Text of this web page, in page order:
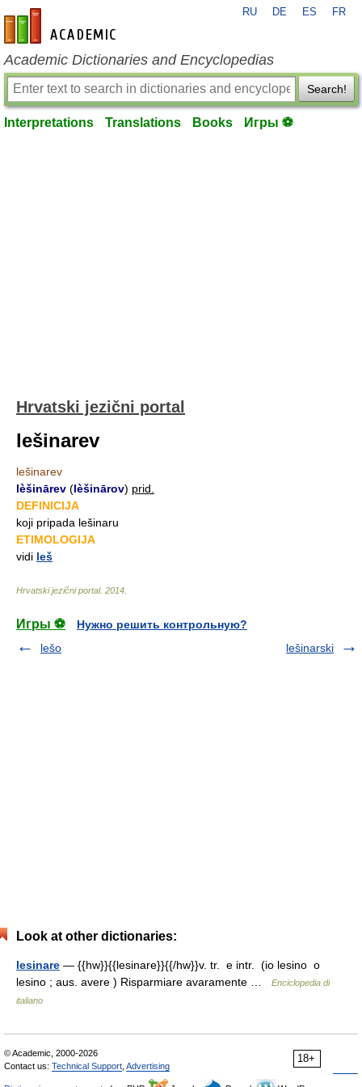
en-academic.com
RU DE ES FR
Academic Dictionaries and Encyclopedias
Search!
Interpretations Translations Books Игры ⚽
Hrvatski jezični portal
lešinarev
lešinarev
lèšinārev (lèšinārov) prid.
DEFINICIJA
koji pripada lešinaru
ETIMOLOGIJA
vidi leš
Hrvatski jezični portal. 2014
Игры ⚽
Нужно решить контрольную?
lešo
lešinarski
Look at other dictionaries:
lesinare — {{hw}}{{lesinare}}{{/hw}}v. tr. e intr. (io lesino o
lesino ; aus. avere ) Risparmiare avaramente …
Enciclopedia di
italiano
18+
© Academic, 2000-2026
Contact us: Technical Support Advertising